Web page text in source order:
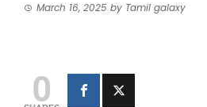
March 16, 2025 by Tamil galaxy
0